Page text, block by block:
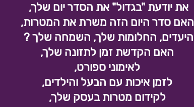
את יודעת "בגדול" את הסדר יום שלך,
האם סדר היום הזה משרת את המטרות,
היעדים, החלומות שלך, השמחה שלך ?
האם הקדשת זמן לתזונה שלך,
לאימוני ספורט,
לזמן איכות עם הבעל והילדים,
לקידום מטרות בעסק שלך,